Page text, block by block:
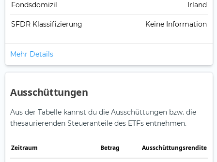
Fondsdomizil Irland
SFDR Klassifizierung Keine Information
Mehr Details
Ausschüttungen
Aus der Tabelle kannst du die Ausschüttungen bzw. die
thesaurierenden Steueranteile des ETFs entnehmen.
Zeitraum Betrag Ausschüttungsrendite